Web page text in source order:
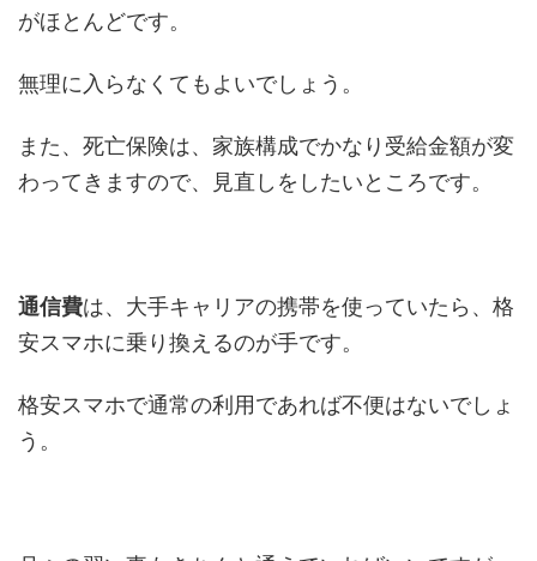
がほとんどです。
無理に入らなくてもよいでしょう。
また、死亡保険は、家族構成でかなり受給金額が変
わってきますので、見直しをしたいところです。
通信費は、大手キャリアの携帯を使っていたら、格
安スマホに乗り換えるのが手です。
格安スマホで通常の利用であれば不便はないでしょ
う。